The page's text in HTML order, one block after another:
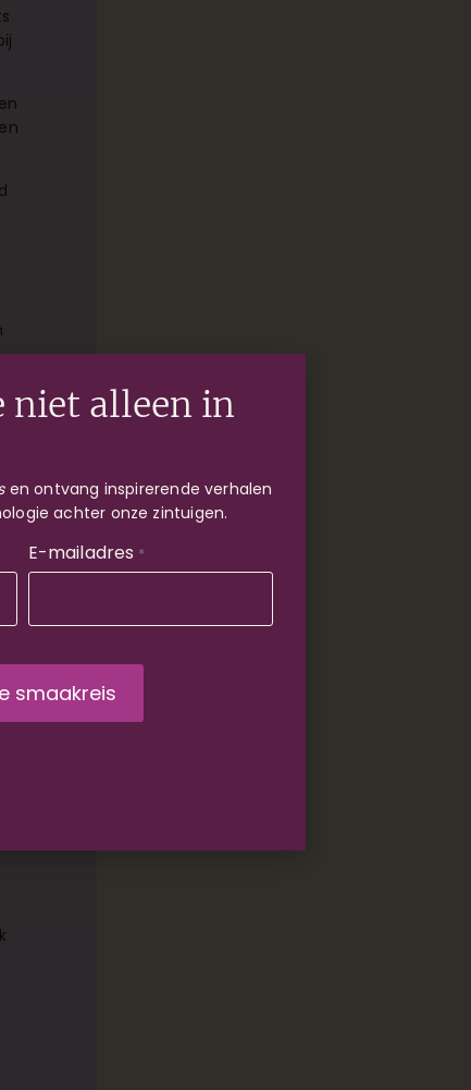
niet alleen in
en ontvang inspirerende verhalen
achter onze zintuigen.
E-mailadres *